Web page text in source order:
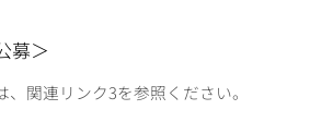
募＞
関連リンク3を参照ください。